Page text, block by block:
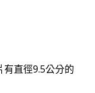
有直徑9.5公分的